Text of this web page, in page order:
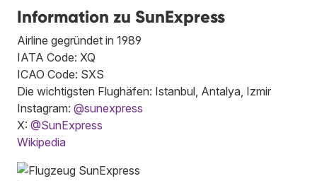
Information zu SunExpress
Airline gegründet in 1989
IATA Code: XQ
ICAO Code: SXS
Die wichtigsten Flughäfen: Istanbul, Antalya, Izmir
Instagram: @sunexpress
X: @SunExpress
Wikipedia